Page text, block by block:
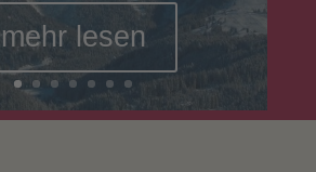
mehr lesen